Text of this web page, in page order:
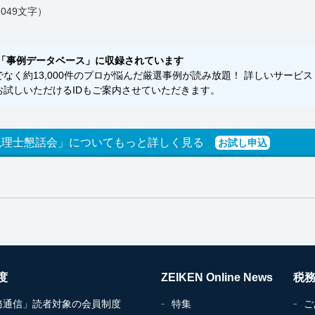
文字）
事例データベース」に収録されています
く約13,000件のプロが悩んだ厳選事例が読み放題！ 詳しいサービス
しいただけるIDもご案内させていただきます。
士懇話会」についてもっと詳しく見る お試し申込
通信」読者対象の会員制度
ZEIKEN Online News
特集
税